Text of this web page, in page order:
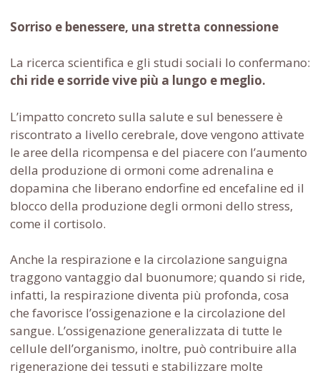
Sorriso e benessere, una stretta connessione
La ricerca scientifica e gli studi sociali lo confermano:
chi ride e sorride vive più a lungo e meglio.
L’impatto concreto sulla salute e sul benessere è
riscontrato a livello cerebrale, dove vengono attivate
le aree della ricompensa e del piacere con l’aumento
della produzione di ormoni come adrenalina e
dopamina che liberano endorfine ed encefaline ed il
blocco della produzione degli ormoni dello stress,
come il cortisolo.
Anche la respirazione e la circolazione sanguigna
traggono vantaggio dal buonumore; quando si ride,
infatti, la respirazione diventa più profonda, cosa
che favorisce l’ossigenazione e la circolazione del
sangue. L’ossigenazione generalizzata di tutte le
cellule dell’organismo, inoltre, può contribuire alla
rigenerazione dei tessuti e stabilizzare molte